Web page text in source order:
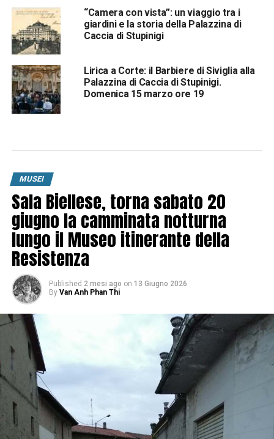
“Camera con vista”: un viaggio tra i
giardini e la storia della Palazzina di
Caccia di Stupinigi
Lirica a Corte: il Barbiere di Siviglia alla
Palazzina di Caccia di Stupinigi.
Domenica 15 marzo ore 19
MUSEI
Sala Biellese, torna sabato 20
giugno la camminata notturna
lungo il Museo itinerante della
Resistenza
Published 2 mesi ago on 13 Giugno 2026
By Van Anh Phan Thi